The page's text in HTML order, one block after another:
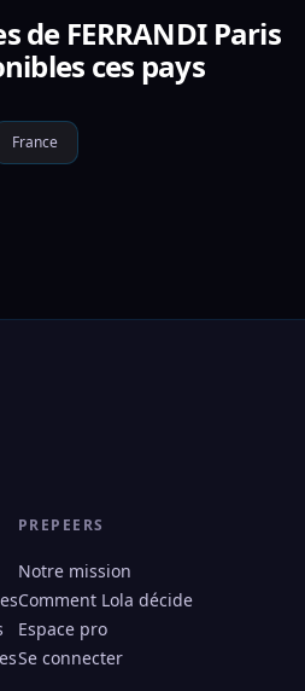
de FERRANDI Paris
ces pays
France
PREPEERS
Notre mission
Comment Lola décide
Espace pro
Se connecter